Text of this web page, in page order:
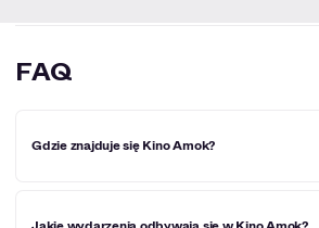
FAQ
Gdzie znajduje się Kino Amok?